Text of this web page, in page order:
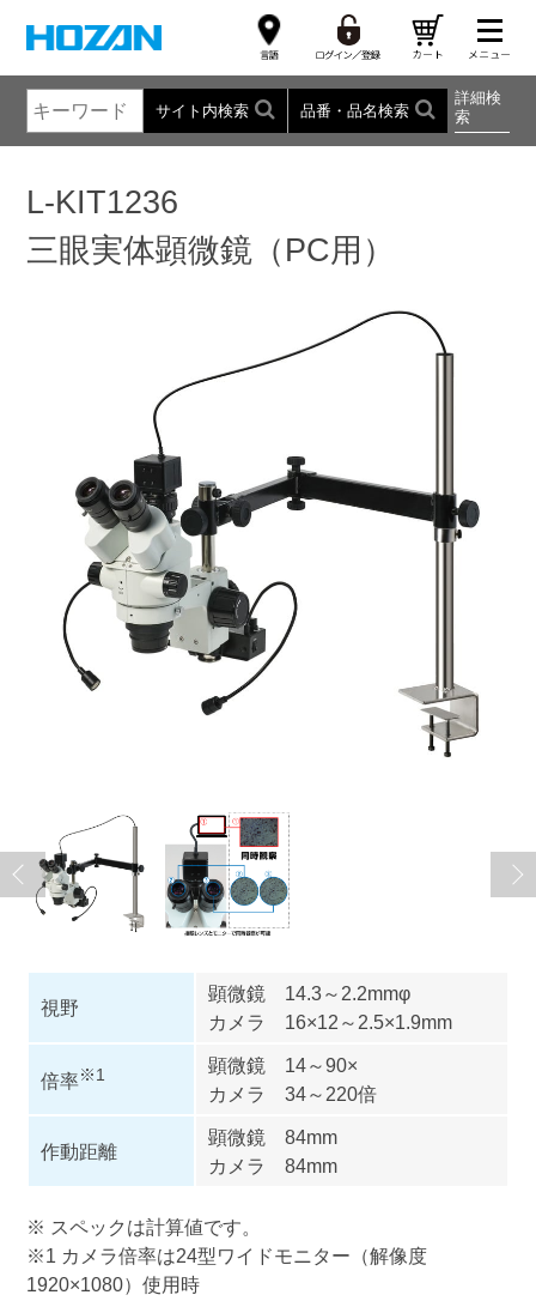
サイト内検索 品番・品名検索
詳細検
索
L-KIT1236
三眼実体顕微鏡（PC用）
視野
顕微鏡 14.3～2.2mmφ
カメラ 16×12～2.5×1.9mm
倍率※1
顕微鏡 14～90×
カメラ 34～220倍
作動距離
顕微鏡 84mm
カメラ 84mm
※ スペックは計算値です。
※1 カメラ倍率は24型ワイドモニター（解像度
1920×1080）使用時